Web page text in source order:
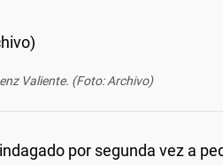
Valiente. (Foto: Archivo)
por segunda vez a